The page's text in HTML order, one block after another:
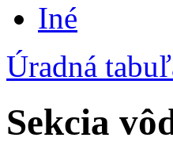
Iné
Úradná
Sekcia